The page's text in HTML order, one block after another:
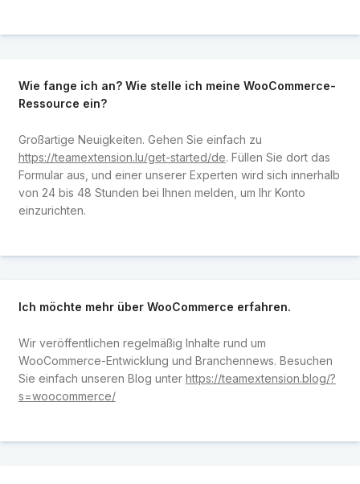
Wie fange ich an? Wie stelle ich meine WooCommerce-
Ressource ein?
Großartige Neuigkeiten. Gehen Sie einfach zu
https://teamextension.lu/get-started/de. Füllen Sie dort das
Formular aus, und einer unserer Experten wird sich innerhalb
von 24 bis 48 Stunden bei Ihnen melden, um Ihr Konto
einzurichten.
Ich möchte mehr über WooCommerce erfahren.
Wir veröffentlichen regelmäßig Inhalte rund um
WooCommerce-Entwicklung und Branchennews. Besuchen
Sie einfach unseren Blog unter https://teamextension.blog/?
s=woocommerce/